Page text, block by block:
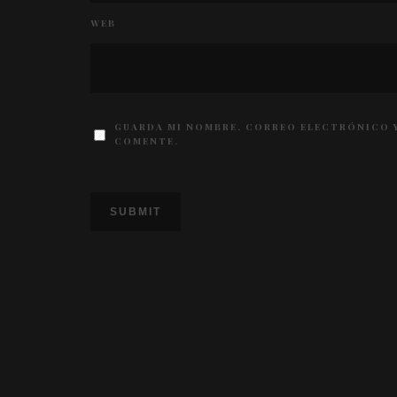
WEB
GUARDA MI NOMBRE, CORREO ELECTRÓNICO
COMENTE.